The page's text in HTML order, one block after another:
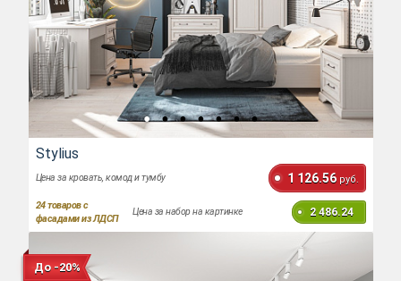
Stylius
Цена за кровать, комод и тумбу 1 126.56 руб.
24товаров с
фасадами из ЛДСП
Цена за набор на картинке 2 486.24
До -20%